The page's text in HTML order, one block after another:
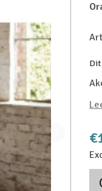
Dit